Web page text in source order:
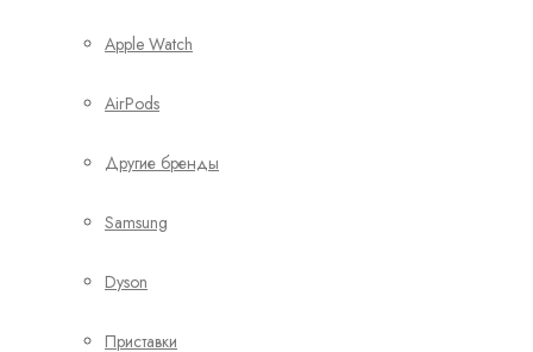
Apple Watch
AirPods
Другие бренды
Samsung
Dyson
Приставки